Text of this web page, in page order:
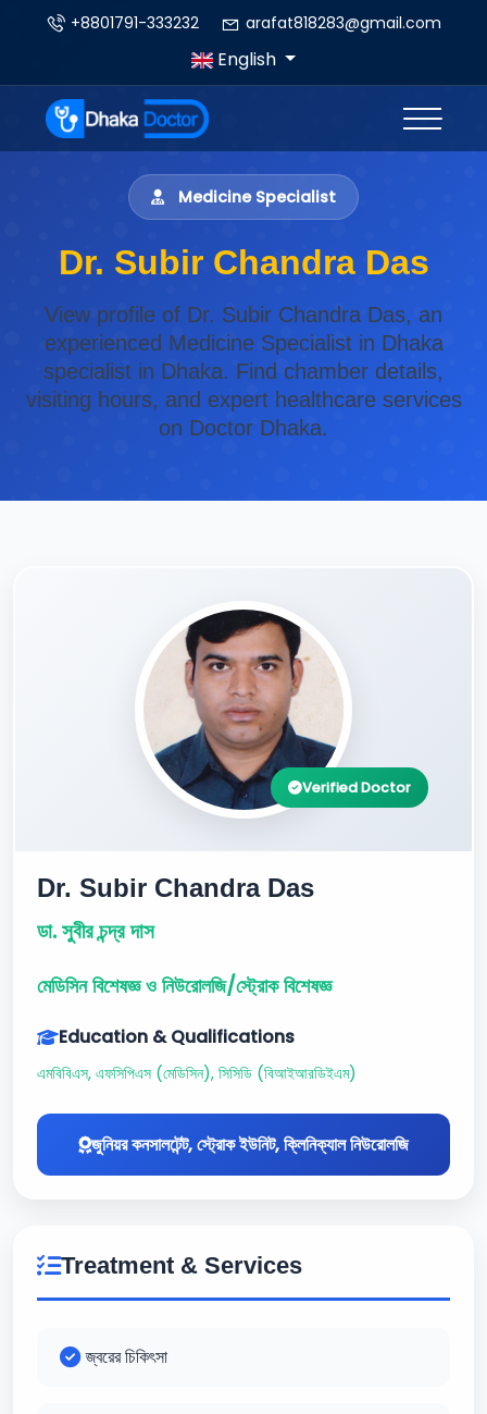
+8801791-333232 arafat818283@gmail.com
English
Medicine Specialist
Dr. Subir Chandra Das
View profile of Dr. Subir Chandra Das, an
experienced Medicine Specialist in Dhaka
specialist in Dhaka. Find chamber details,
visiting hours, and expert healthcare services
on Doctor Dhaka.
Verified Doctor
Dr. Subir Chandra Das
ডা. সুবীর চন্দ্র দাস
মেডিসিন বিশেষজ্ঞ ও নিউরোলজি/স্ট্রোক বিশেষজ্ঞ
Education & Qualifications
এমবিবিএস, এফসিপিএস (মেডিসিন), সিসিডি (বিআইআরডিইএম)
জুনিয়র কনসালটেন্ট, স্ট্রোক ইউনিট, ক্লিনিক্যাল নিউরোলজি
Treatment & Services
জ্বরের চিকিৎসা